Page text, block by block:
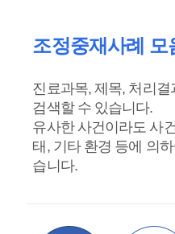
조정중재사례 모
진료과목, 제목, 처리
검색할 수 있습니다.
유사한 사건이라도 사
태, 기타 환경 등에 의
습니다.